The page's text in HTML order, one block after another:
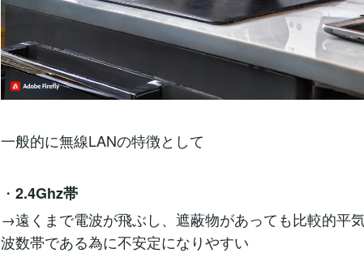
一般的に無線LANの特徴として
・ 2.4Ghz帯
→遠くまで電波が飛ぶし、遮蔽物があっても比較的平
波数帯である為に不安定になりやすい